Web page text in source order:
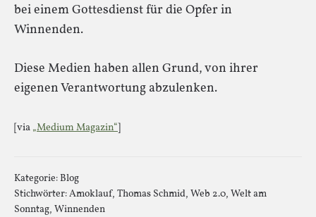
bei einem Gottesdienst für die Opfer in
Winnenden.
Diese Medien haben allen Grund, von ihrer
eigenen Verantwortung abzulenken.
[via „Medium Magazin“]
Kategorie:Blog
Stichwörter:Amoklauf, Thomas Schmid, Web 2.0, Welt am
Sonntag, Winnenden